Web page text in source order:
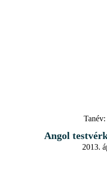
Tanév:
Angol
2013.